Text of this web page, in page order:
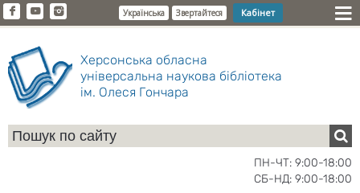
Українська Звертайтеся Кабінет
Херсонська обласна
універсальна наукова бібліотека
ім. Олеся Гончара
ПН-ЧТ: 9:00-18:00
СБ-НД: 9:00-18:00